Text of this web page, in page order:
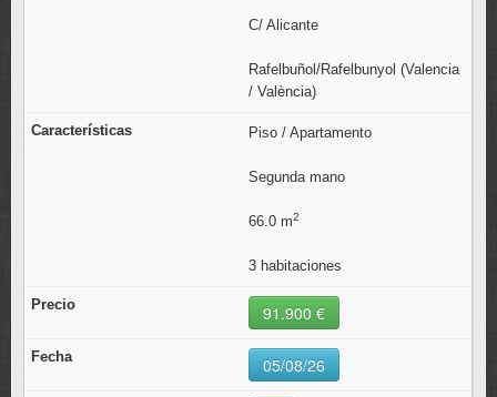
C/ Alicante
Rafelbuñol/Rafelbunyol (Valencia
/ València)
Piso / Apartamento
Segunda mano
66.0 m2
3 habitaciones
91.900 €
05/08/26